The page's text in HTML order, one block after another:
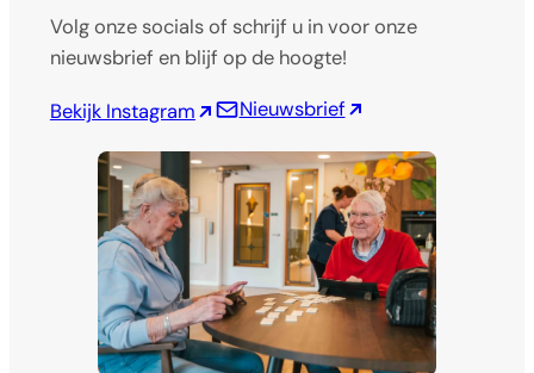
Volg onze socials of schrijf u in voor onze
nieuwsbrief en blijf op de hoogte!
Bekijk Instagram Nieuwsbrief